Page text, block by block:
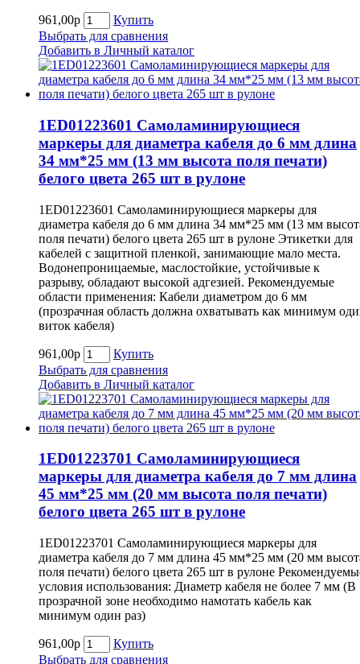
961,00р
Купить
Выбрать для сравнения
Добавить в Личный каталог
1ED01223601 Самоламинирующиеся
маркеры для диаметра кабеля до 6 мм длина
34 мм*25 мм (13 мм высота поля печати)
белого цвета 265 шт в рулоне
1ED01223601 Самоламинирующиеся маркеры для
диаметра кабеля до 6 мм длина 34 мм*25 мм (13 мм
поля печати) белого цвета 265 шт в рулоне Этикетки для
кабелей с защитной пленкой, занимающие мало места.
Водонепроницаемые, маслостойкие, устойчивые к
разрыву, обладают высокой адгезией. Рекомендуемые
области применения: Кабели диаметром до 6 мм
(прозрачная область должна охватывать как минимум
виток кабеля)
961,00р
Купить
Выбрать для сравнения
Добавить в Личный каталог
1ED01223701 Самоламинирующиеся
маркеры для диаметра кабеля до 7 мм длина
45 мм*25 мм (20 мм высота поля печати)
белого цвета 265 шт в рулоне
1ED01223701 Самоламинирующиеся маркеры для
диаметра кабеля до 7 мм длина 45 мм*25 мм (20 мм
поля печати) белого цвета 265 шт в рулоне
условия использования: Диаметр кабеля не более 7 мм (В
прозрачной зоне необходимо намотать кабель как
минимум один раз)
961,00р
Купить
Выбрать для сравнения